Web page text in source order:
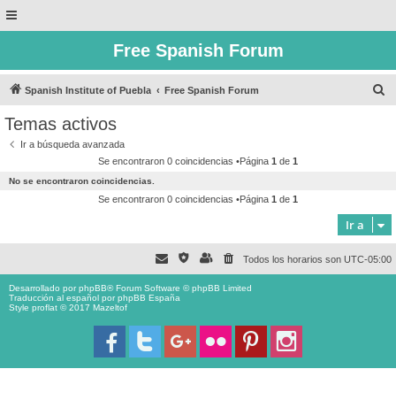
Free Spanish Forum
Spanish Institute of Puebla Free Spanish Forum
Temas activos
Ir a búsqueda avanzada
Se encontraron 0 coincidencias •Página 1 de 1
No se encontraron coincidencias.
Se encontraron 0 coincidencias •Página 1 de 1
Ir a
Todos los horarios son UTC-05:00
Desarrollado porphpBB® Forum Software © phpBB Limited
Traducción al español porphpBB España
Style proflat © 2017 Mazeltof